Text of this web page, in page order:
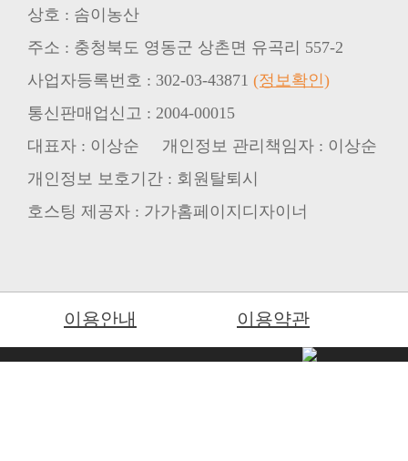
상호 : 솜이농산
주소 : 충청북도 영동군 상촌면 유곡리 557-2
사업자등록번호 : 302-03-43871 (정보확인)
통신판매업신고 : 2004-00015
대표자 : 이상순 개인정보 관리책임자 : 이상순
개인정보 보호기간 : 회원탈퇴시
호스팅 제공자 : 가가홈페이지디자이너
이용안내 이용약관